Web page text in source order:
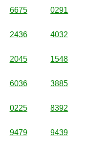
6675 0291
2436 4032
2045 1548
6036 3885
0225 8392
9479 9439